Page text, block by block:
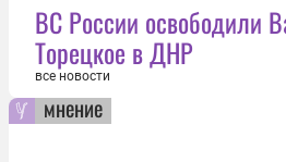
ВС России освободили
Торецкое в ДНР
все новости
мнение